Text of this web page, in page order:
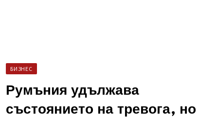
БИЗНЕС
Румъния удължава
състоянието на тревога, но